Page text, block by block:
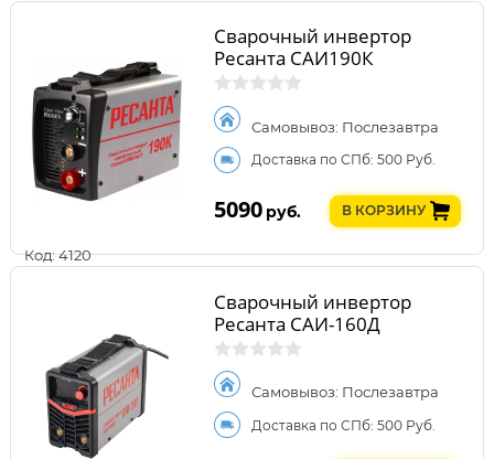
Код: 4120
Сварочный инвертор
Ресанта САИ190К
Самовывоз: Послезавтра
Доставка по СПб: 500 Руб.
5090 руб. В КОРЗИНУ
Сварочный инвертор
Ресанта САИ-160Д
Самовывоз: Послезавтра
Доставка по СПб: 500 Руб.